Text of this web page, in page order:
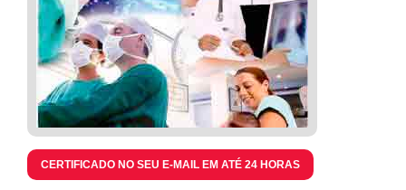
CERTIFICADO NO SEU E-MAIL EM ATÉ 24 HORAS